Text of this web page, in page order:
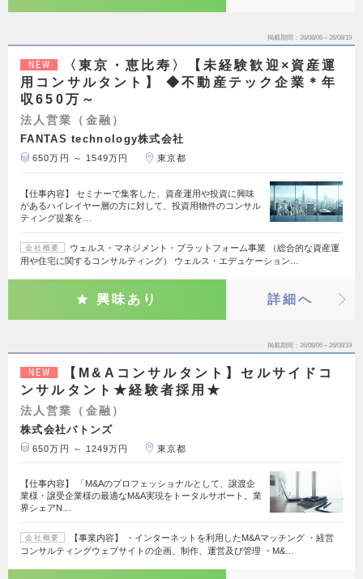
掲載期間 26/08/06～26/08/19
NEW
〈東京・恵比寿〉【未経験歓迎×資産運
用コンサルタント】 ◆不動産テック企業＊年
収650万～
法人営業（金融）
FANTAS technology株式会社
650万円 ～ 1549万円 東京都
【仕事内容】 セミナーで集客した、資産運用や投資に興味
があるハイレイヤー層の方に対して、投資用物件のコンサル
ティング提案を…
会社概要
ウェルス・マネジメント・プラットフォーム事業 （総合的な資産運
用や住宅に関するコンサルティング） ウェルス・エデュケーション…
興味あり 詳細へ
掲載期間 26/08/06～26/08/19
NEW
【M&Aコンサルタント】セルサイドコ
ンサルタント★経験者採用★
法人営業（金融）
株式会社バトンズ
650万円 ～ 1249万円 東京都
【仕事内容】 「M&Aのプロフェッショナルとして、譲渡企
業様・譲受企業様の最適なM&A実現をトータルサポート。業
界シェアN…
会社概要
【事業内容】 ・インターネットを利用したM&Aマッチング ・経営
コンサルティングウェブサイトの企画、制作、運営及び管理 ・M&…